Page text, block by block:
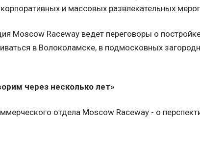
и массовых развлекательных
Moscow Raceway ведет переговоры о
в Волоколамске, в подмосковных
через несколько лет»
отдела Moscow Raceway - о